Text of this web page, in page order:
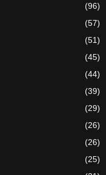
(96)
(57)
(51)
(45)
(44)
(39)
(29)
(26)
(26)
(25)